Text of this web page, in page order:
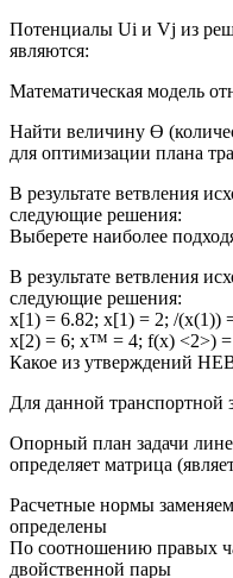
Потенциалы Ui и Vj из
являются:
Математическая модель
Найти величину Ɵ
для оптимизации плана
В результате ветвления
следующие решения:
Выберете наиболее
В результате ветвления
следующие решения:
х[1) = 6.82; х[1) = 2; /(х(1))
х[2) = 6; х™ = 4; f(x) <2>)
Какое из утверждений
Для данной транспортной
Опорный план задачи
определяет матрица
Расчетные нормы
определены
По соотношению правых
двойственной пары